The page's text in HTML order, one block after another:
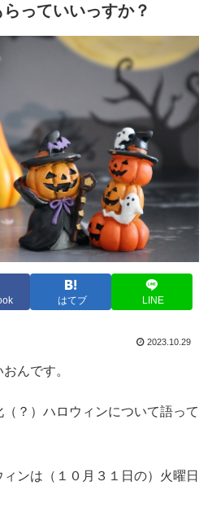
っていいっすか？
はてブ LINE
2023.10.29
んです。
？）ハロウィンについて語って
ンは（１０月３１日の）火曜日